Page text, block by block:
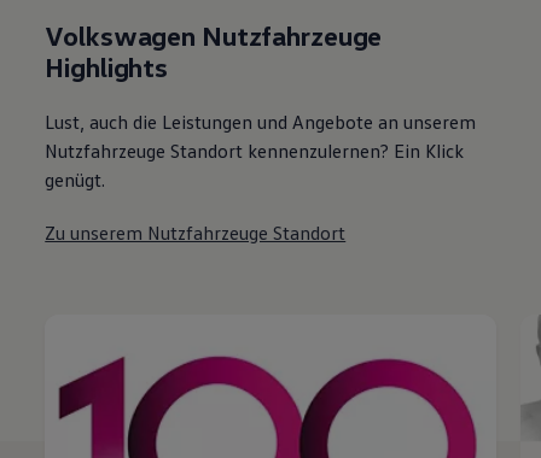
Volkswagen Nutzfahrzeuge
Highlights
Lust, auch die Leistungen und Angebote an unserem
Nutzfahrzeuge Standort kennenzulernen? Ein Klick
genügt.
Zu unserem Nutzfahrzeuge Standort